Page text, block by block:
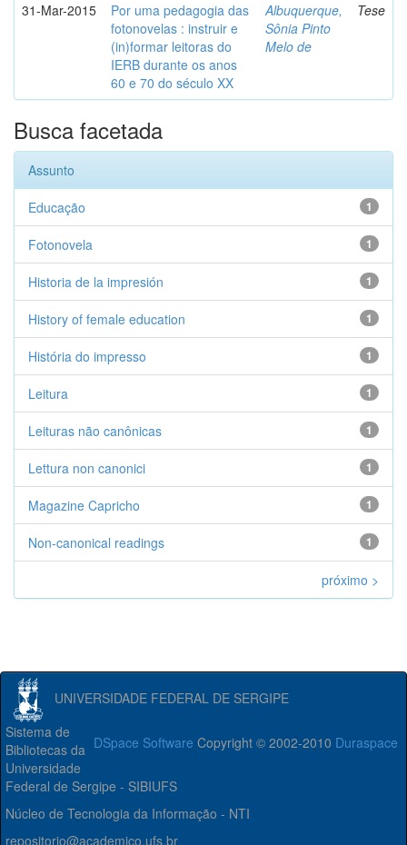
31-Mar-2015
Por uma pedagogia das
fotonovelas : instruir e
(in)formar leitoras do
IERB durante os anos
60 e 70 do século XX
Albuquerque,
Sônia Pinto
Melo de
Tese
Busca facetada
Assunto
1
Educação
1
Fotonovela
1
Historia de la impresión
1
History of female education
1
História do impresso
1
Leitura
1
Leituras não canônicas
1
Lettura non canonici
1
Magazine Capricho
1
Non-canonical readings
próximo >
UNIVERSIDADE FEDERAL DE SERGIPE
DSpace Software Copyright © 2002-2010 Duraspace
Sistema de
Bibliotecas da
Universidade
Federal de Sergipe - SIBIUFS
Núcleo de Tecnologia da Informação - NTI
repositorio@academico.ufs.br